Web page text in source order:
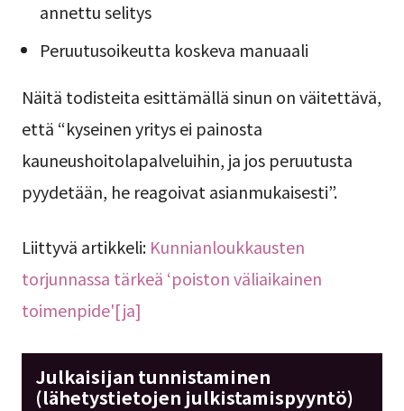
annettu selitys
Peruutusoikeutta koskeva manuaali
Näitä todisteita esittämällä sinun on väitettävä,
että “kyseinen yritys ei painosta
kauneushoitolapalveluihin, ja jos peruutusta
pyydetään, he reagoivat asianmukaisesti”.
Liittyvä artikkeli: Kunnianloukkausten
torjunnassa tärkeä ‘poiston väliaikainen
toimenpide'[ja]
Julkaisijan tunnistaminen
(lähetystietojen julkistamispyyntö)